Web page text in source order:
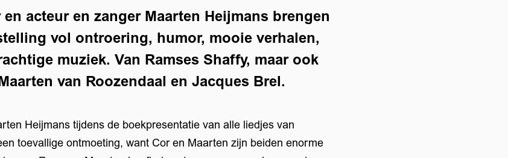
acteur en zanger Maarten Heijmans brengen
vol ontroering, humor, mooie verhalen,
muziek. Van Ramses Shaffy, maar ook
van Roozendaal en Jacques Brel.
Heijmans tijdens de boekpresentatie van alle liedjes van
toevallige ontmoeting, want Cor en Maarten zijn beiden enorme